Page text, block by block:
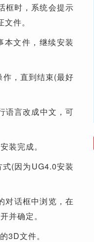
框时，系统会提示
件。
文件，继续安装
，直到结束(最好
语言改成中文，可
装完成。
(因为UG4.0安装
对话框中浏览，在
并确定。
3D文件。